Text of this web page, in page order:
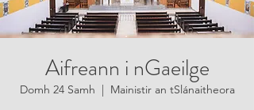
Aifreann i nGaeilge
Domh 24 Samh
  |
Mainistir an tSlánaitheora